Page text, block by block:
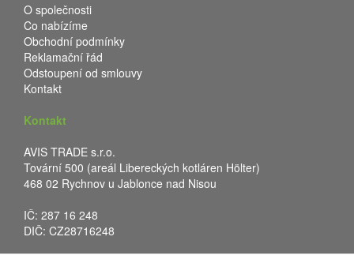
O společnosti
Co nabízíme
Obchodní podmínky
Reklamační řád
Odstoupení od smlouvy
Kontakt
Kontakt
AVIS TRADE s.r.o.
Tovární 500 (areál Libereckých kotláren Hölter)
468 02 Rychnov u Jablonce nad Nisou
IČ: 287 16 248
DIČ: CZ28716248